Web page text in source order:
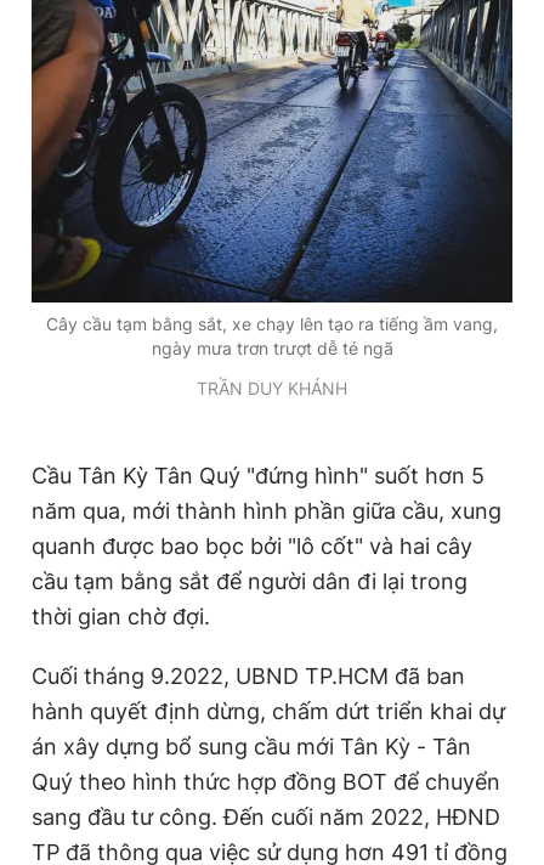
Cây cầu tạm bằng sắt, xe chạy lên tạo ra tiếng ầm vang,
ngày mưa trơn trượt dễ té ngã
TRẦN DUY KHÁNH
Cầu Tân Kỳ Tân Quý "đứng hình" suốt hơn 5
năm qua, mới thành hình phần giữa cầu, xung
quanh được bao bọc bởi "lô cốt" và hai cây
cầu tạm bằng sắt để người dân đi lại trong
thời gian chờ đợi.
Cuối tháng 9.2022, UBND TP.HCM đã ban
hành quyết định dừng, chấm dứt triển khai dự
án xây dựng bổ sung cầu mới Tân Kỳ - Tân
Quý theo hình thức hợp đồng BOT để chuyển
sang đầu tư công. Đến cuối năm 2022, HĐND
TP đã thông qua việc sử dụng hơn 491 tỉ đồng